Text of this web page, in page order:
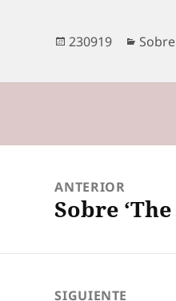
Publicado
230919
entradas
ANTERIOR
Entrada
Sobre
SIGUIENTE